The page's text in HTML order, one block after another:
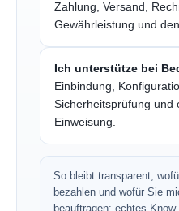
Zahlung, Versand,
Gewährleistung und
Ich unterstütze bei
Einbindung,
Sicherheitsprüfung und
Einweisung.
So bleibt transparent,
bezahlen und wofür Sie
beauftragen: echtes